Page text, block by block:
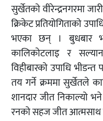
सुर्खेतको वीरेन्द्रनगरमा
क्रिकेट प्रतियोगिताको
भएका छन् । बुधबार
कालिकोटलाइ र
विहीबारको उपाधि
तय गर्ने क्रममा सुर्खेतले
शानदार जीत निकाल्यो
रनको सहज जीत आत्मसाथ